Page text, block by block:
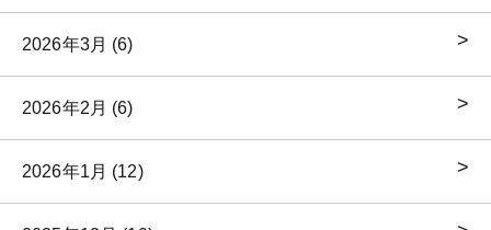
2026年3月 (6)
2026年2月 (6)
2026年1月 (12)